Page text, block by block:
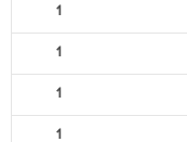
1
1
1
1